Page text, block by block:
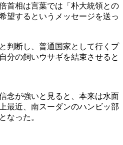
首相は言葉では「朴大統領との
望するというメッセージを送っ
判断し、普通国家として行くプ
分の飼いウサギを結束させると
念が強いと見ると、本来は水面
最近、南スーダンのハンビッ部
なった。